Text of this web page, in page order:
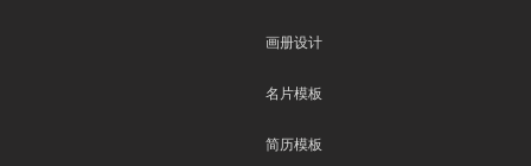
画册设计
名片模板
简历模板